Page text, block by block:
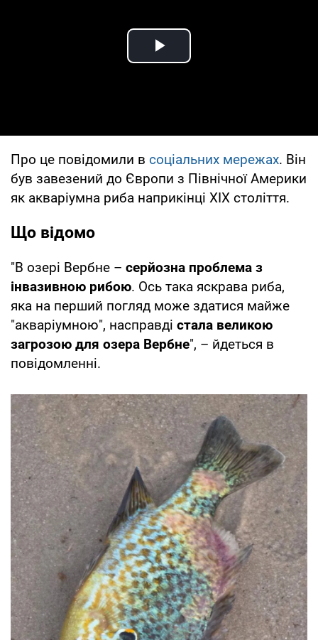
Play Video
Про це повідомили в соціальних мережах. Він
був завезений до Європи з Північної Америки
як акваріумна риба наприкінці ХІХ століття.
Що відомо
"В озері Вербне – серйозна проблема з
інвазивною рибою. Ось така яскрава риба,
яка на перший погляд може здатися майже
"акваріумною", насправді стала великою
загрозою для озера Вербне", – йдеться в
повідомленні.